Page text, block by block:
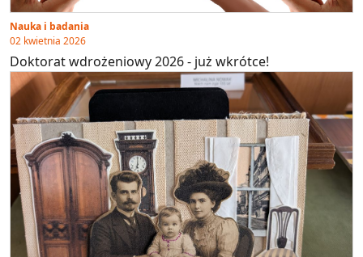
Nauka i badania
02 kwietnia 2026
Doktorat wdrożeniowy 2026 - już wkrótce!